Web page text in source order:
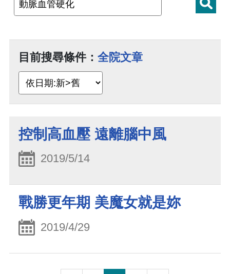
目前搜尋條件： 全院文章
控制高血壓 遠離腦中風
2019/5/14
戰勝更年期 美魔女就是妳
2019/4/29